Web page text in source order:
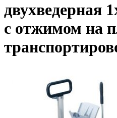
двухведерная
с отжимом на